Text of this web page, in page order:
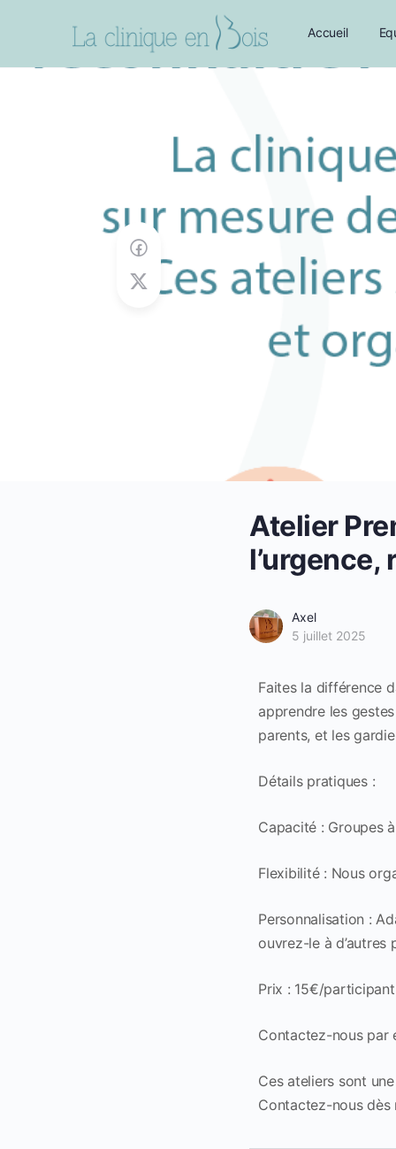
Accueil
Atelier
Axel
5 juillet 2025
Faites la différence
apprendre les
parents, et les
Détails pratiques :
Capacité : Groupes
Flexibilité : Nous
Personnalisation :
ouvrez-le à d’autres
Prix : 15€/
Contactez-nous par
Ces ateliers sont
Contactez-nous dès